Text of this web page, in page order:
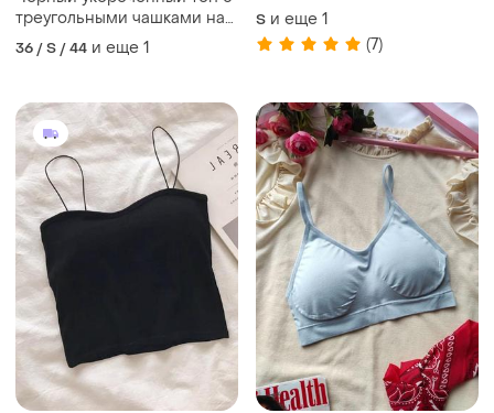
треугольными чашками на
тонких бретелях низ на
резинке
36 / S / 44 и еще 1
чашками
S и еще 1
(7)